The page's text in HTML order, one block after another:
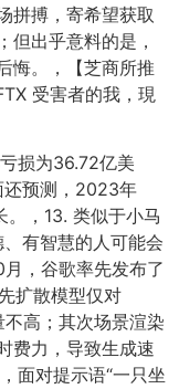
拼搏，寄希望获取
但出乎意料的是，
悔。，【芝商所推
受害者的我，現
损为36.72亿美
预测，2023年
，13. 类似于小马
、有智慧的人可能会
，谷歌率先发布了
扩散模型仅对
高；其次场景渲染
费力，导致生成速
面对提示语“一只坐